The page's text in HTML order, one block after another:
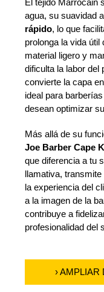
agua, su suavidad
rápido, lo que
prolonga la vida
material ligero y
dificulta la labor
convierte la capa
ideal para
desean optimizar
Más allá de su
Joe Barber Cape
que diferencia a tu
llamativa,
la experiencia del
a la imagen de la
contribuye a
profesionalidad del
› AMPLIAR